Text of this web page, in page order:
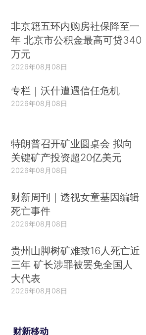
非京籍五环内购房社保降至一
年 北京市公积金最高可贷340
万元
2026年08月08日
专栏｜沃什遭遇信任危机
2026年08月08日
特朗普召开矿业圆桌会 拟向
关键矿产投资超20亿美元
2026年08月08日
财新周刊｜透视女童基因编辑
死亡事件
2026年08月08日
贵州山脚树矿难致16人死亡近
三年 矿长涉罪被罢免全国人
大代表
2026年08月08日
财新移动